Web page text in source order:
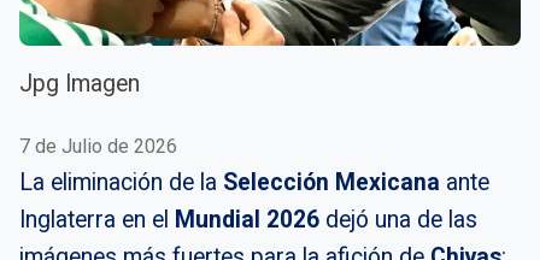
Jpg Imagen
7 de Julio de 2026
La eliminación de la Selección Mexicana ante
Inglaterra en el Mundial 2026 dejó una de las